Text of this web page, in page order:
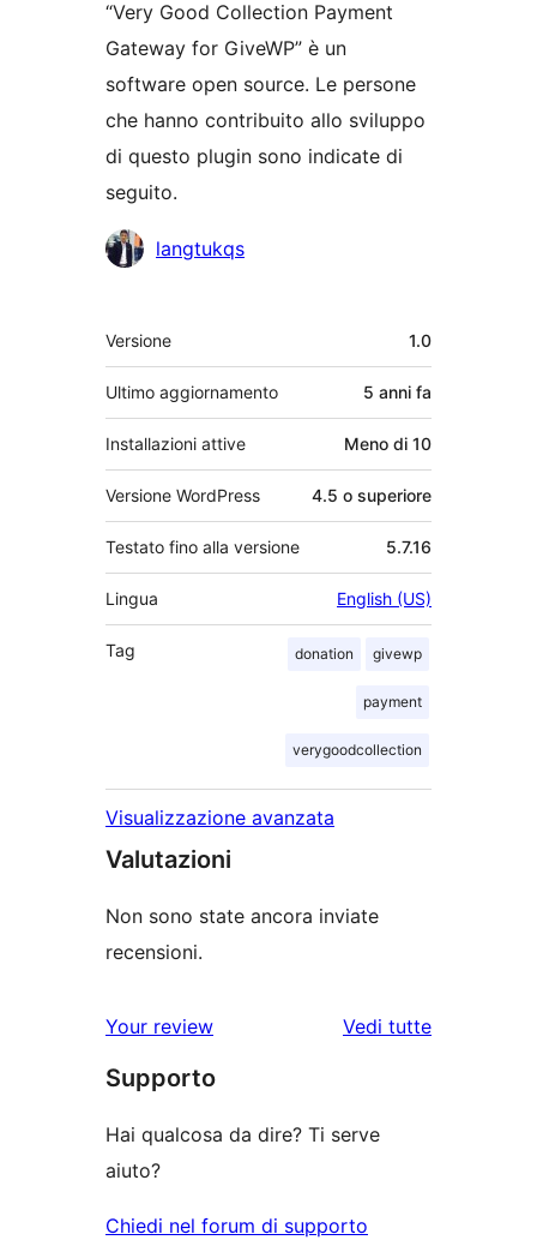
“Very Good Collection Payment
Gateway for GiveWP” è un
software open source. Le persone
che hanno contribuito allo sviluppo
di questo plugin sono indicate di
seguito.
Collaboratori
langtukqs
Meta
Versione 1.0
Ultimo aggiornamento 5 anni fa
Installazioni attive Meno di 10
Versione WordPress 4.5 o superiore
Testato fino alla versione 5.7.16
Lingua English (US)
Tag donation givewp
payment
verygoodcollection
Visualizzazione avanzata
Valutazioni
Non sono state ancora inviate
recensioni.
Your review Vedi tuttele
Supporto
Hai qualcosa da dire? Ti serve
aiuto?
Chiedi nel forum di supporto